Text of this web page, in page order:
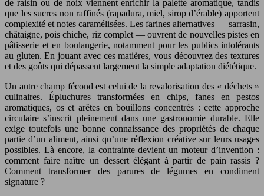
de raisin ou de noix viennent enrichir la palette aromatique, tandis
que les sucres non raffinés (rapadura, miel, sirop d’érable) apportent
complexité et notes caramélisées. Les farines alternatives — sarrasin,
châtaigne, pois chiche, riz complet — ouvrent de nouvelles pistes en
pâtisserie et en boulangerie, notamment pour les publics intolérants
au gluten. En jouant avec ces matières, vous découvrez des textures
et des goûts qui dépassent largement la simple adaptation diététique.
Un autre champ fécond est celui de la revalorisation des « déchets »
culinaires. Épluchures transformées en chips, fanes en pestos
aromatiques, os et arêtes en bouillons concentrés : cette approche
circulaire s’inscrit pleinement dans une gastronomie durable. Elle
exige toutefois une bonne connaissance des propriétés de chaque
partie d’un aliment, ainsi qu’une réflexion créative sur leurs usages
possibles. Là encore, la contrainte devient un moteur d’invention :
comment faire naître un dessert élégant à partir de pain rassis ?
Comment transformer des parures de légumes en condiment
signature ?